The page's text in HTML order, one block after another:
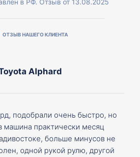
в РФ. Отзыв от 13.08.2025
ОТЗЫВ НАШЕГО КЛИЕНТА
Alphard
подобрали очень быстро, но
машина практически месяц
больше минусов не
одной рукой рулю, другой